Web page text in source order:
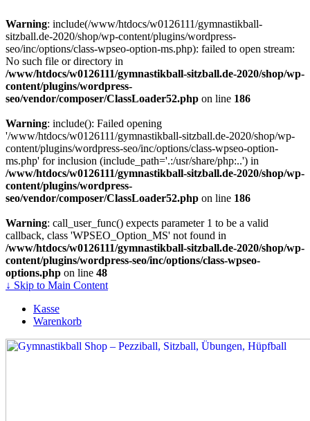
Warning: include(/www/htdocs/w0126111/gymnastikball-
sitzball.de-2020/shop/wp-content/plugins/wordpress-
seo/inc/options/class-wpseo-option-ms.php): failed to open stream:
No such file or directory in
/www/htdocs/w0126111/gymnastikball-sitzball.de-2020/shop/wp-
content/plugins/wordpress-
seo/vendor/composer/ClassLoader52.php on line 186
Warning: include(): Failed opening
'/www/htdocs/w0126111/gymnastikball-sitzball.de-2020/shop/wp-
content/plugins/wordpress-seo/inc/options/class-wpseo-option-
ms.php' for inclusion (include_path='.:/usr/share/php:..') in
/www/htdocs/w0126111/gymnastikball-sitzball.de-2020/shop/wp-
content/plugins/wordpress-
seo/vendor/composer/ClassLoader52.php on line 186
Warning: call_user_func() expects parameter 1 to be a valid
callback, class 'WPSEO_Option_MS' not found in
/www/htdocs/w0126111/gymnastikball-sitzball.de-2020/shop/wp-
content/plugins/wordpress-seo/inc/options/class-wpseo-
options.php on line 48
↓ Skip to Main Content
Kasse
Warenkorb